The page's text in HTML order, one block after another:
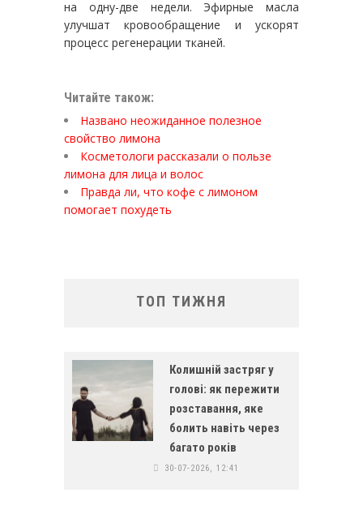
на одну-две недели. Эфирные масла
улучшат кровообращение и ускорят
процесс регенерации тканей.
Читайте також:
Названо неожиданное полезное
свойство лимона
Косметологи рассказали о пользе
лимона для лица и волос
Правда ли, что кофе с лимоном
помогает похудеть
ТОП ТИЖНЯ
Колишній застряг у
голові: як пережити
розставання, яке
болить навіть через
багато років
30-07-2026, 12:41